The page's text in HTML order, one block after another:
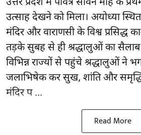
उत्तर प्रदेश मेंपवित्र सावन माहके
उत्साह देखने को मिला। अयोध्या स्थित
मंदिर और वाराणसी के विश्व प्रसिद्ध
तड़के सुबह से ही श्रद्धालुओं का
विभिन्न राज्यों से पहुंचे श्रद्धालुओं ने
जलाभिषेक कर सुख, शांति और
मंदिर प ...
Read More